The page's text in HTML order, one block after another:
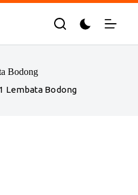
Bodong
Lembata Bodong